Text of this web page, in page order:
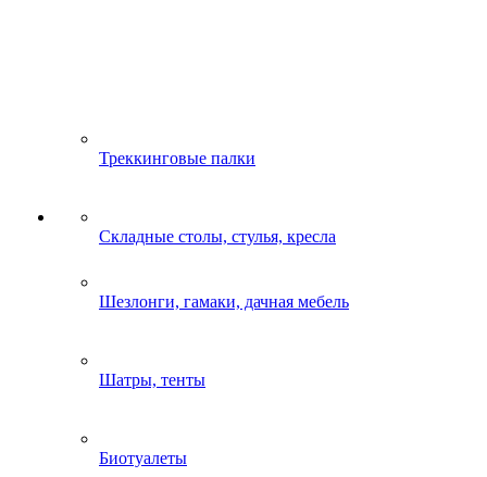
Треккинговые палки
Складные столы, стулья, кресла
Шезлонги, гамаки, дачная мебель
Шатры, тенты
Биотуалеты